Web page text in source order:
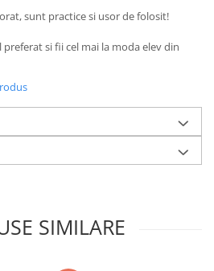
sunt practice si usor de folosit!
si fii cel mai la moda elev din
SIMILARE